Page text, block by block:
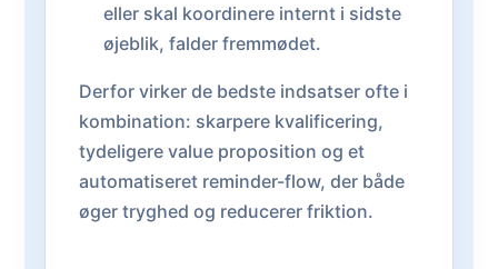
eller skal koordinere internt i sidste
øjeblik, falder fremmødet.
Derfor virker de bedste indsatser ofte i
kombination: skarpere kvalificering,
tydeligere value proposition og et
automatiseret reminder-flow, der både
øger tryghed og reducerer friktion.